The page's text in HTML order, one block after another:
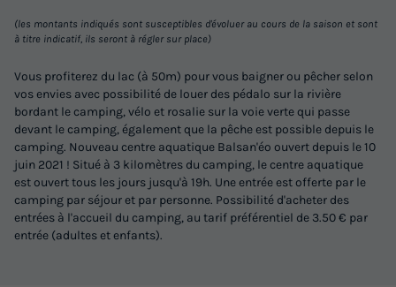
(les montants indiqués sont susceptibles d'évoluer au cours de la saison et sont
à titre indicatif, ils seront à régler sur place)
Vous profiterez du lac (à 50m) pour vous baigner ou pêcher selon
vos envies avec possibilité de louer des pédalo sur la rivière
bordant le camping, vélo et rosalie sur la voie verte qui passe
devant le camping, également que la pêche est possible depuis le
camping. Nouveau centre aquatique Balsan'éo ouvert depuis le 10
juin 2021 ! Situé à 3 kilomètres du camping, le centre aquatique
est ouvert tous les jours jusqu'à 19h. Une entrée est offerte par le
camping par séjour et par personne. Possibilité d'acheter des
entrées à l'accueil du camping, au tarif préférentiel de 3.50 € par
entrée (adultes et enfants).